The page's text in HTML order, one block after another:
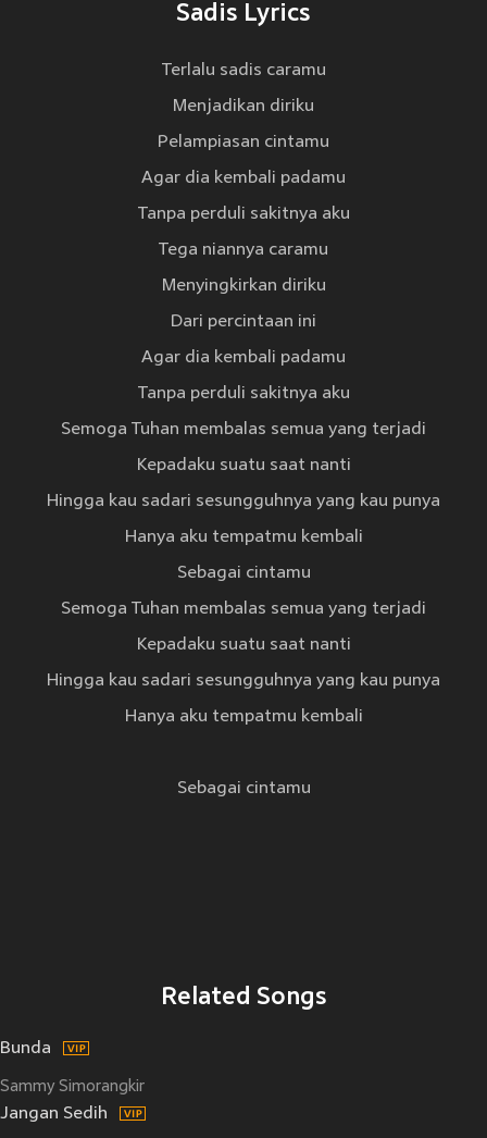
Sadis Lyrics
Terlalu sadis caramu
Menjadikan diriku
Pelampiasan cintamu
Agar dia kembali padamu
Tanpa perduli sakitnya aku
Tega niannya caramu
Menyingkirkan diriku
Dari percintaan ini
Agar dia kembali padamu
Tanpa perduli sakitnya aku
Semoga Tuhan membalas semua yang terjadi
Kepadaku suatu saat nanti
Hingga kau sadari sesungguhnya yang kau punya
Hanya aku tempatmu kembali
Sebagai cintamu
Semoga Tuhan membalas semua yang terjadi
Kepadaku suatu saat nanti
Hingga kau sadari sesungguhnya yang kau punya
Hanya aku tempatmu kembali
Sebagai cintamu
Related Songs
Bunda
Sammy Simorangkir
Jangan Sedih